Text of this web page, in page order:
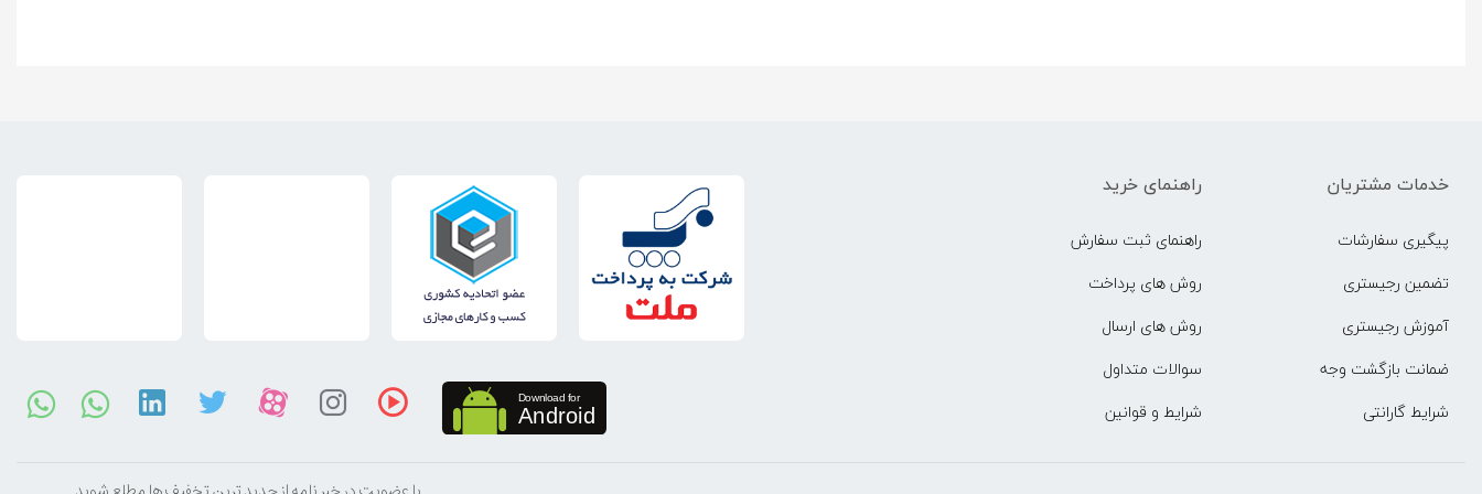
خدمات مشتریان
پیگیری سفارشات
تضمین رجیستری
آموزش رجیستری
ضمانت بازگشت وجه
شرایط گارانتی
راهنمای خرید
راهنمای ثبت سفارش
روش های پرداخت
روش های ارسال
سوالات متداول
شرایط و قوانین